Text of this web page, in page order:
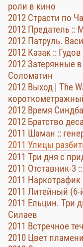
роли в кино
2012 Страсти по
2012 Предатель
2012 Патруль.
2012 Казак :: Гудов
2012 Затерянные
Соломатин
2012 Выход | The
2012 Время
2012 Братство
2011 Шаман ::
2011 Улицы
2011 Три дня с
2011 Отставник-3
2011 Наркотрафик
2011 Литейный (6-
2011 Ельцин. Три
Силаев
2011 Встречное
2010 Цвет